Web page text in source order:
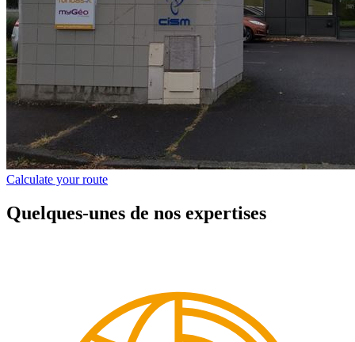
Calculate your route
Quelques-unes de nos expertises